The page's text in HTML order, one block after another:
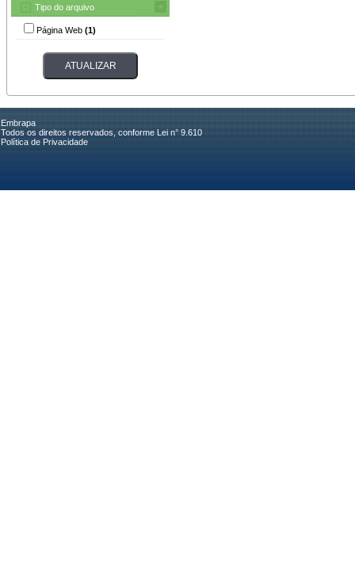
Tipo do arquivo
Página Web (1)
Embrapa
Todos os direitos reservados, conforme Lei n° 9.610
Política de Privacidade